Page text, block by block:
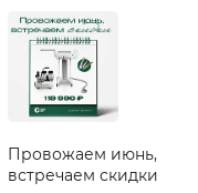
Провожаем июнь,
встречаем скидки